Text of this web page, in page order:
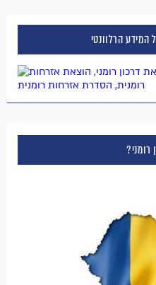
הרלוונטי